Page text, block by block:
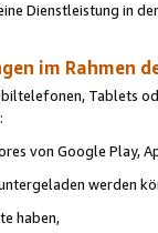
Dienstleistung in
im Rahmen
Tablets
von Google Play,
werden
haben,